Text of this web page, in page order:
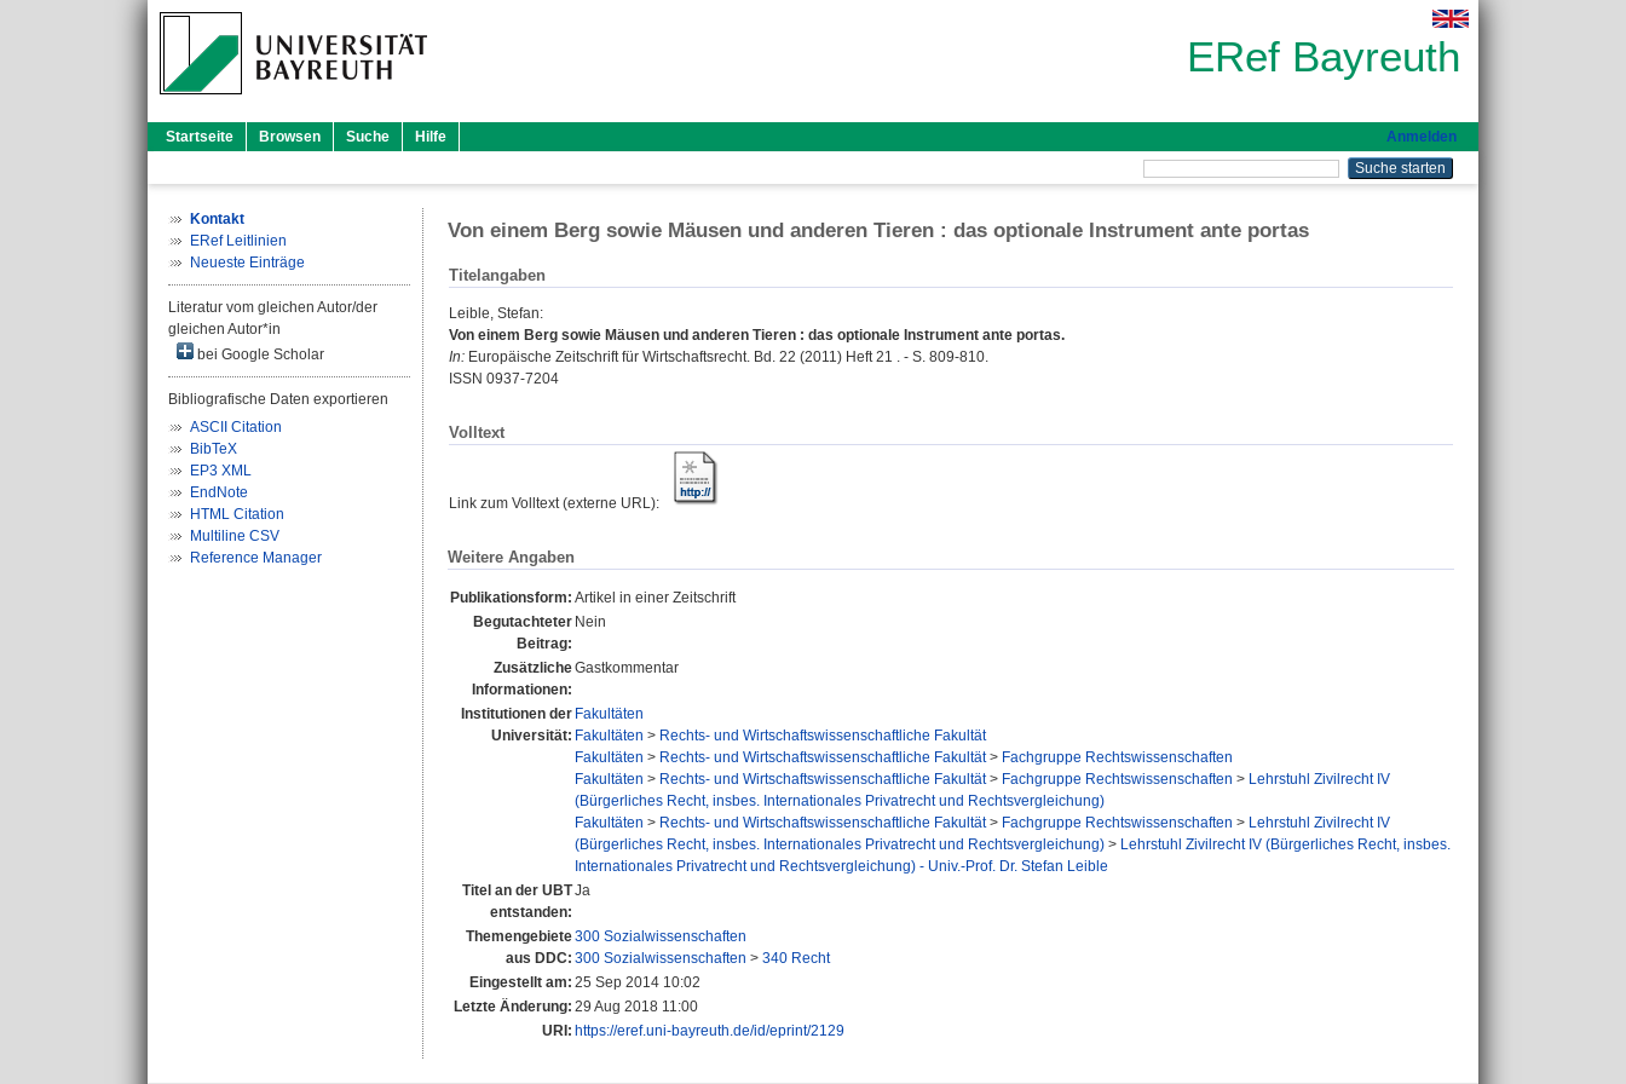
ERef Bayreuth
Startseite Browsen Suche Hilfe Anmelden
Kontakt
ERef Leitlinien
Neueste Einträge
Literatur vom gleichen Autor/der
gleichen Autor*in
bei Google Scholar
Bibliografische Daten exportieren
ASCII Citation
BibTeX
EP3 XML
EndNote
HTML Citation
Multiline CSV
Reference Manager
Von einem Berg sowie Mäusen und anderen Tieren : das optionale Instrument ante portas
Titelangaben
Leible, Stefan:
Von einem Berg sowie Mäusen und anderen Tieren : das optionale Instrument ante portas.
In: Europäische Zeitschrift für Wirtschaftsrecht. Bd. 22 (2011) Heft 21 . - S. 809-810.
ISSN 0937-7204
Volltext
Link zum Volltext (externe URL):
Weitere Angaben
Publikationsform: Artikel in einer Zeitschrift
Begutachteter
Beitrag:
Nein
Zusätzliche
Informationen:
Gastkommentar
Institutionen der
Universität:
Fakultäten
Fakultäten > Rechts- und Wirtschaftswissenschaftliche Fakultät
Fakultäten > Rechts- und Wirtschaftswissenschaftliche Fakultät> Fachgruppe Rechtswissenschaften
Fakultäten > Rechts- und Wirtschaftswissenschaftliche Fakultät> Fachgruppe Rechtswissenschaften > Lehrstuhl Zivilrecht IV
(Bürgerliches Recht, insbes. Internationales Privatrecht und Rechtsvergleichung)
Fakultäten > Rechts- und Wirtschaftswissenschaftliche Fakultät> Fachgruppe Rechtswissenschaften > Lehrstuhl Zivilrecht IV
(Bürgerliches Recht, insbes. Internationales Privatrecht und Rechtsvergleichung) > Lehrstuhl Zivilrecht IV (Bürgerliches Recht, insbes.
Internationales Privatrecht und Rechtsvergleichung) - Univ.-Prof. Dr. Stefan Leible
Titel an der UBT
entstanden:
Ja
Themengebiete
aus DDC:
300 Sozialwissenschaften
300 Sozialwissenschaften > 340 Recht
Eingestellt am: 25 Sep 2014 10:02
Letzte Änderung: 29 Aug 2018 11:00
URI: https://eref.uni-bayreuth.de/id/eprint/2129